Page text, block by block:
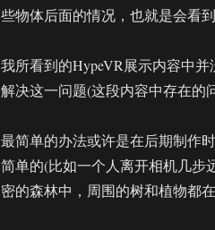
些物体后面的情况，也就是会看到
我所看到的HypeVR展示内容中
解决这一问题(这段内容中存在的
最简单的办法或许是在后期制作
简单的(比如一个人离开相机几步
密的森林中，周围的树和植物都